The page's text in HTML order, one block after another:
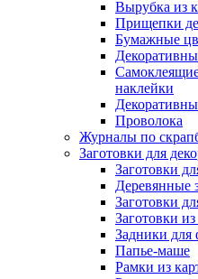
Вырубка из
Прищепки
Бумажные
наклейки
Проволока
Журналы по
Заготовки для
Заготовки
Деревянные
Заготовки
Заготовки
Задники для
Папье-маше
Рамки из